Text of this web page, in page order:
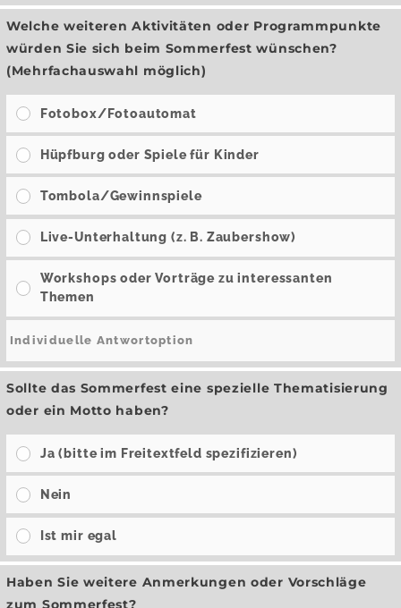
Welche weiteren Aktivitäten oder Programmpunkte
würden Sie sich beim Sommerfest wünschen?
(Mehrfachauswahl möglich)
Fotobox/Fotoautomat
Hüpfburg oder Spiele für Kinder
Tombola/Gewinnspiele
Live-Unterhaltung (z. B. Zaubershow)
Workshops oder Vorträge zu interessanten
Themen
Sollte das Sommerfest eine spezielle Thematisierung
oder ein Motto haben?
Ja (bitte im Freitextfeld spezifizieren)
Nein
Ist mir egal
Haben Sie weitere Anmerkungen oder Vorschläge
zum Sommerfest?